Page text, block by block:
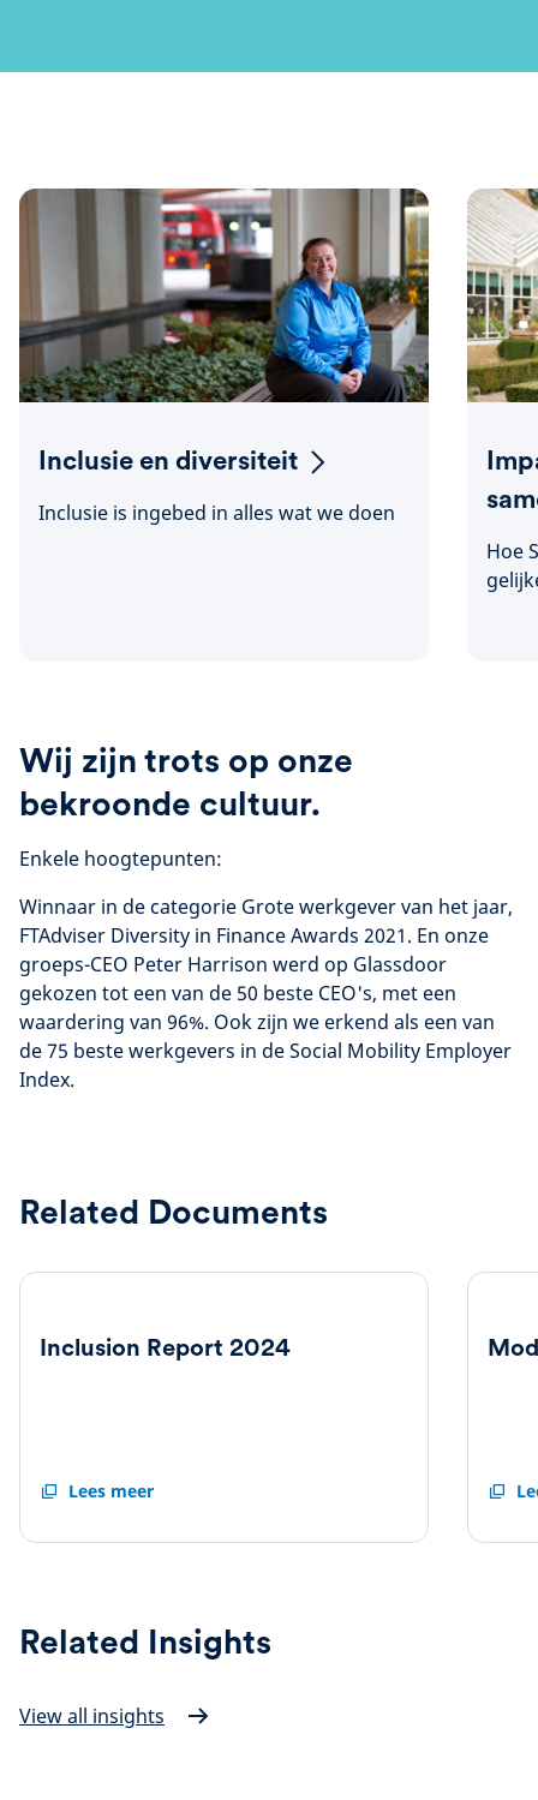
Inclusie en diversiteit
Inclusie is ingebed in alles wat we doen
Hoe
Wij zijn trots op onze
bekroonde cultuur.
Enkele hoogtepunten:
Winnaar in de categorie Grote werkgever van het jaar,
FTAdviser Diversity in Finance Awards 2021. En onze
groeps-CEO Peter Harrison werd op Glassdoor
gekozen tot een van de 50 beste CEO's, met een
waardering van 96%. Ook zijn we erkend als een van
de 75 beste werkgevers in de Social Mobility Employer
Index.
Related Documents
Inclusion Report 2024
Lees meer
Inclusion
Related Insights
View all insights